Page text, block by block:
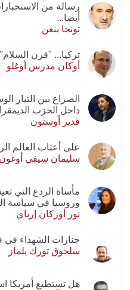
أيضا...
تونجا بنغن
تركيا... "قرن السلام"
أوكان مدرس أوغلو
الصراع بين التيار
داخل الحزب
قدير أوستون
على أعتاب العالم
سليمان سيفي أوغون
مأساة الردع التي
وروسيا في سياسة
نور أوزكان إرباي
جنازات الشهداء
سلجوق تورك يلماز
هل تستطيع أمريكا